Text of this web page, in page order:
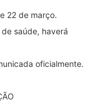
22 de março.
saúde, haverá
oficialmente.